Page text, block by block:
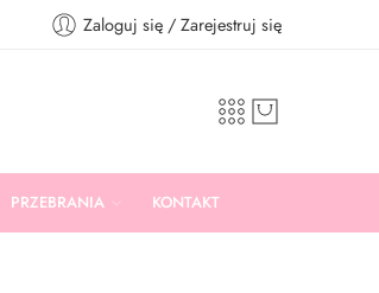
Zaloguj się / Zarejestruj się
PRZEBRANIA KONTAKT